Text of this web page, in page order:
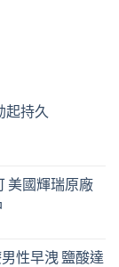
起持久
美國輝瑞原廠
性早洩 鹽酸達